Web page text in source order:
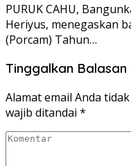
PURUK CAHU,
Heriyus, menegaskan
(Porcam) Tahun…
Tinggalkan Balasan
Alamat email Anda
wajib ditandai *